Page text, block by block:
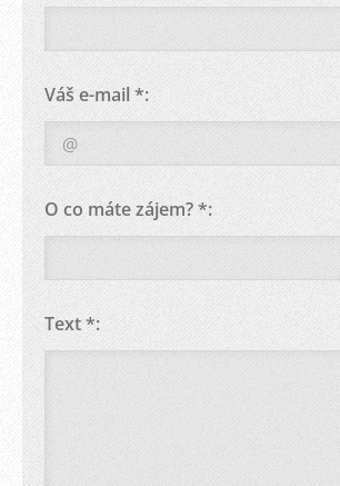
Váš e-mail *:
O co máte zájem? *:
Text *: